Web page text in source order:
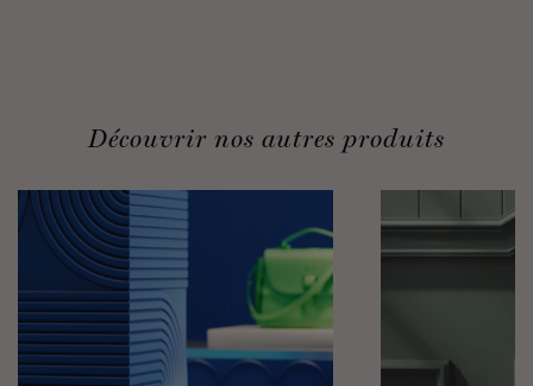
Découvrir nos autres produits